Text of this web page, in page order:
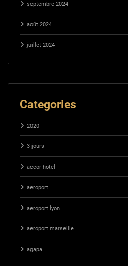
septembre 2024
août 2024
juillet 2024
Categories
2020
3 jours
accor hotel
aeroport
aeroport lyon
aeroport marseille
agapa